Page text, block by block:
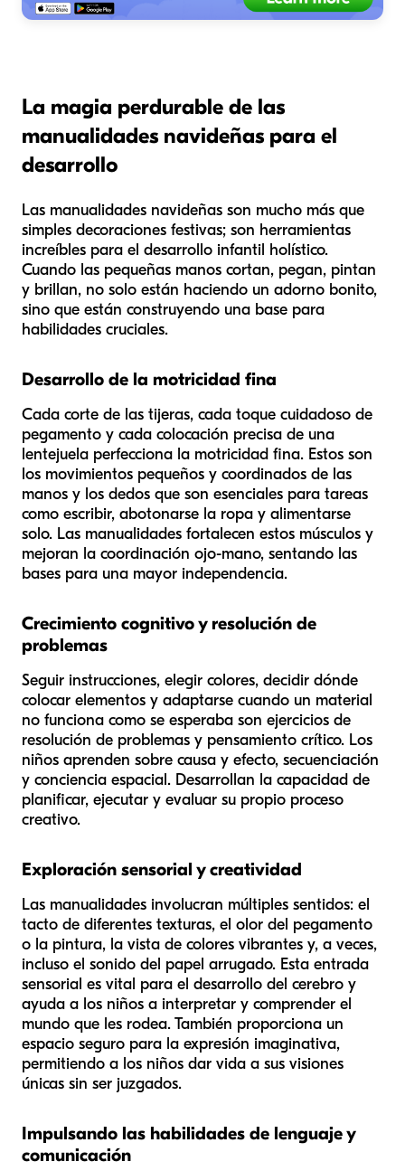
La magia perdurable de las
manualidades navideñas para el
desarrollo
Las manualidades navideñas son mucho más que
simples decoraciones festivas; son herramientas
increíbles para el desarrollo infantil holístico.
Cuando las pequeñas manos cortan, pegan, pintan
y brillan, no solo están haciendo un adorno bonito,
sino que están construyendo una base para
habilidades cruciales.
Desarrollo de la motricidad fina
Cada corte de las tijeras, cada toque cuidadoso de
pegamento y cada colocación precisa de una
lentejuela perfecciona la motricidad fina. Estos son
los movimientos pequeños y coordinados de las
manos y los dedos que son esenciales para tareas
como escribir, abotonarse la ropa y alimentarse
solo. Las manualidades fortalecen estos músculos y
mejoran la coordinación ojo-mano, sentando las
bases para una mayor independencia.
Crecimiento cognitivo y resolución de
problemas
Seguir instrucciones, elegir colores, decidir dónde
colocar elementos y adaptarse cuando un material
no funciona como se esperaba son ejercicios de
resolución de problemas y pensamiento crítico. Los
niños aprenden sobre causa y efecto, secuenciación
y conciencia espacial. Desarrollan la capacidad de
planificar, ejecutar y evaluar su propio proceso
creativo.
Exploración sensorial y creatividad
Las manualidades involucran múltiples sentidos: el
tacto de diferentes texturas, el olor del pegamento
o la pintura, la vista de colores vibrantes y, a veces,
incluso el sonido del papel arrugado. Esta entrada
sensorial es vital para el desarrollo del cerebro y
ayuda a los niños a interpretar y comprender el
mundo que les rodea. También proporciona un
espacio seguro para la expresión imaginativa,
permitiendo a los niños dar vida a sus visiones
únicas sin ser juzgados.
Impulsando las habilidades de lenguaje y
comunicación